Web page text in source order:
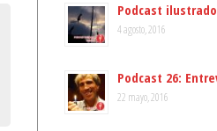
Podcast
4 agosto, 2016
Podcast 26:
22 mayo, 2016